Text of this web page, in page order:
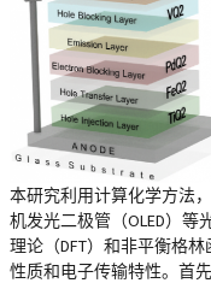
本研究利用计算化学方法
机发光二极管（OLED）
理论（DFT）和非平衡格
性质和电子传输特性。首